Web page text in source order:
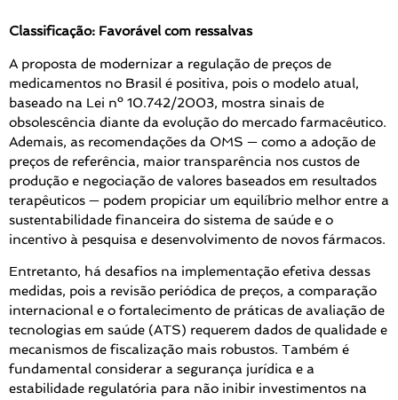
Classificação: Favorável com ressalvas
A proposta de modernizar a regulação de preços de
medicamentos no Brasil é positiva, pois o modelo atual,
baseado na Lei nº 10.742/2003, mostra sinais de
obsolescência diante da evolução do mercado farmacêutico.
Ademais, as recomendações da OMS — como a adoção de
preços de referência, maior transparência nos custos de
produção e negociação de valores baseados em resultados
terapêuticos — podem propiciar um equilíbrio melhor entre a
sustentabilidade financeira do sistema de saúde e o
incentivo à pesquisa e desenvolvimento de novos fármacos.
Entretanto, há desafios na implementação efetiva dessas
medidas, pois a revisão periódica de preços, a comparação
internacional e o fortalecimento de práticas de avaliação de
tecnologias em saúde (ATS) requerem dados de qualidade e
mecanismos de fiscalização mais robustos. Também é
fundamental considerar a segurança jurídica e a
estabilidade regulatória para não inibir investimentos na